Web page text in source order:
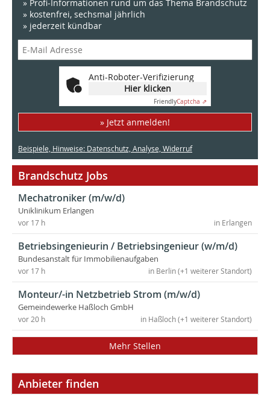
» Profi-Informationen rund um das Thema Brandschutz
» kostenfrei, sechsmal jährlich
» jederzeit kündbar
Anti-Roboter-Verifizierung
Hier klicken
FriendlyCaptcha ⇗
» Jetzt anmelden!
Beispiele, Hinweise: Datenschutz, Analyse, Widerruf
Brandschutz Jobs
Mechatroniker (m/w/d)
Uniklinikum Erlangen
in Erlangen
vor 17 h
Betriebsingenieurin / Betriebsingenieur (w/m/d)
Bundesanstalt für Immobilienaufgaben
in Berlin (+1 weiterer Standort)
vor 17 h
Monteur/-in Netzbetrieb Strom (m/w/d)
Gemeindewerke Haßloch GmbH
in Haßloch (+1 weiterer Standort)
vor 20 h
Mehr Stellen
Anbieter finden